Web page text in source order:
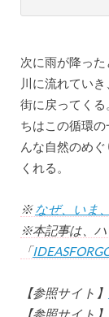
次に雨が降っ
川に流れてい
街に戻ってく
ちはこの循環
んな自然のめ
くれる。
※なぜ、いま
※本記事は、
「
【参照サイト】
【参照サイト】